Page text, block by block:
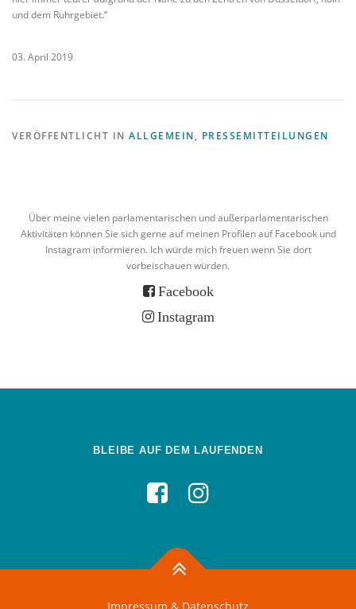
und dem Ruhrgebiet.“
03. April 2019
VERÖFFENTLICHT IN ALLGEMEIN, PRESSEMITTEILUNGEN
Über meine vielen parlamentarischen und außerparlamentarischen
Aktivitäten können Sie sich gerne auf meinen Profilen auf Facebook und
Instagram informieren. Ich würde mich freuen wenn Sie dort
vorbeischauen würden.
Facebook
Instagram
BLEIBE AUF DEM LAUFENDEN